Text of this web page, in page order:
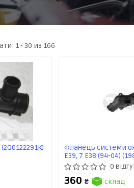
1 - 30 из 166
Фланець системи
E39, 7 E38 (94-04)
0
360₴
склад